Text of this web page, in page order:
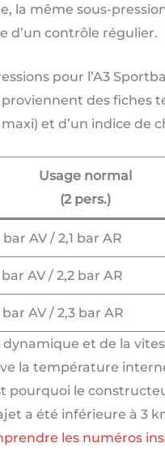
la même sous-
d’un contrôle régulier.
pour l’A3
proviennent des fiches
maxi) et d’un indice de
Usage normal
(2 pers.)
bar AV / 2,1 bar AR
bar AV / 2,2 bar AR
bar AV / 2,3 bar AR
et de la
la température
pourquoi le
a été inférieure à 3
les numéros